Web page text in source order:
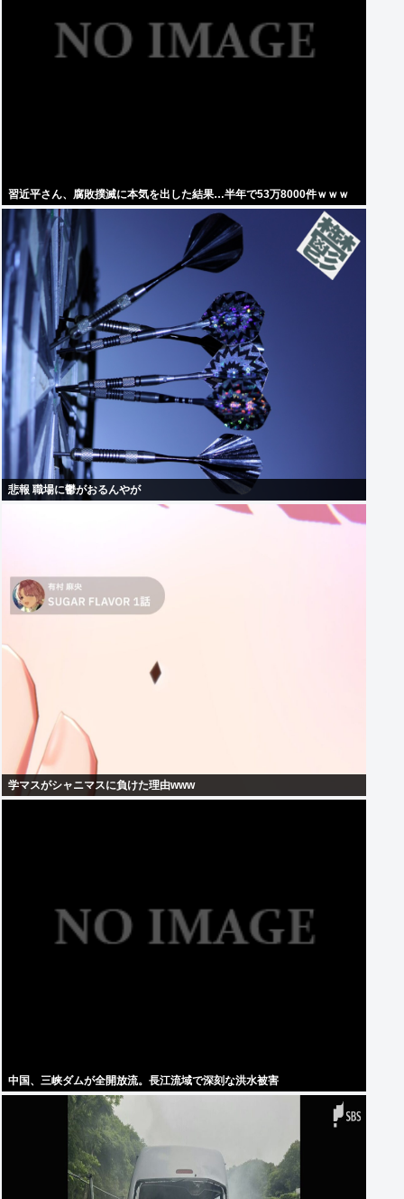
習近平さん、腐敗撲滅に本気を出した結果…半年で53万8000件ｗｗｗ
悲報 職場に鬱がおるんやが
学マスがシャニマスに負けた理由www
中国、三峡ダムが全開放流。長江流域で深刻な洪水被害